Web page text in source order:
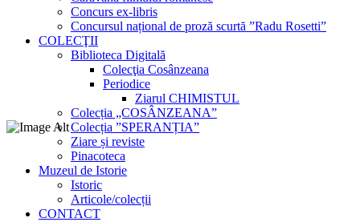
Concurs ex-libris
Concursul național de proză scurtă ”Radu Rosetti”
COLECŢII
Biblioteca Digitală
Colecţia Cosânzeana
Periodice
Ziarul CHIMISTUL
Colecția „COSÂNZEANA”
Colecția ”SPERANȚIA”
Ziare și reviste
Pinacoteca
Muzeul de Istorie
Istoric
Articole/colecții
CONTACT